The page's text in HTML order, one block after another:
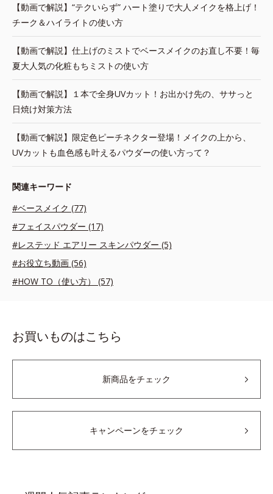
【動画で解説】“テクいらず” ハート塗りで大人メイクを格上げ！
チーク＆ハイライトの使い方
【動画で解説】仕上げのミストでベースメイクのお直し不要！毎
夏大人気の化粧もちミストの使い方
【動画で解説】１本で全身UVカット！お出かけ先の、ササっと
日焼け対策方法
【動画で解説】限定色ピーチネクター登場！メイクの上から、
UVカットも血色感も叶えるパウダーの使い方って？
関連キーワード
#ベースメイク (77)
#フェイスパウダー (17)
#レステッド エアリー スキンパウダー (5)
#お役立ち動画 (56)
#HOW TO（使い方） (57)
お買いものはこちら
新商品をチェック
キャンペーンをチェック